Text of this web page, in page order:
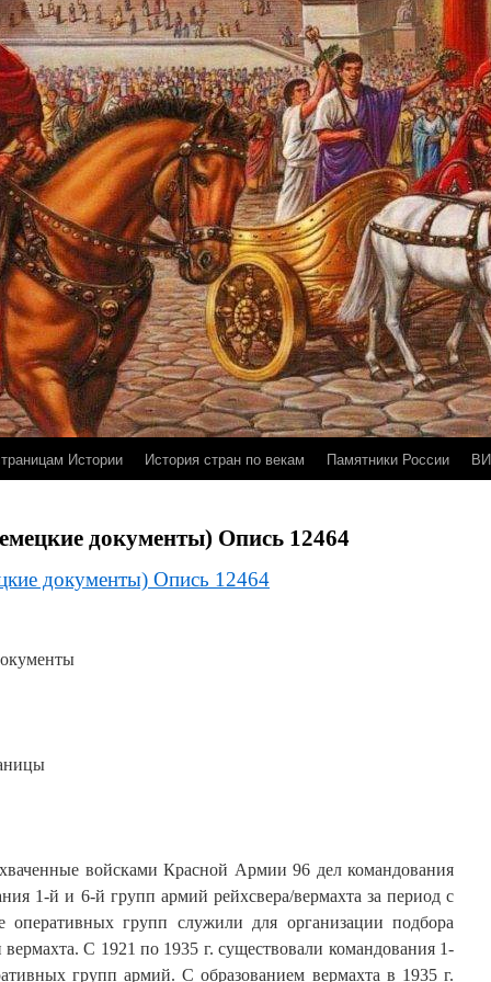
Истории История стран по векам Памятники России
документы) Опись 12464
документы) Опись 12464
войсками Красной Армии 96 дел командования
1-й и 6-й групп армий рейхсвера/вермахта за период с
оперативных групп служили для организации подбора
С 1921 по 1935 г. существовали командования 1-
групп армий. С образованием вермахта в 1935 г.